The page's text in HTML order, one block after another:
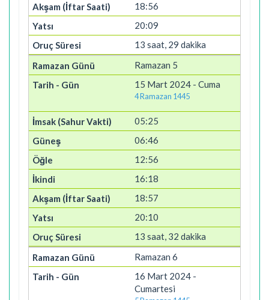
18:56
20:09
13 saat, 29 dakika
Ramazan 5
15 Mart 2024 - Cuma
4 Ramazan 1445
05:25
06:46
12:56
16:18
18:57
20:10
13 saat, 32 dakika
Ramazan 6
16 Mart 2024 -
Cumartesi